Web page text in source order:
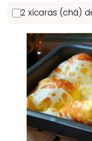
2 xícaras (chá)